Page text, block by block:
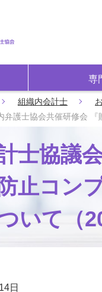
専
組織内会計士
護士協会共催研修会
士協議
防止コン
いて（
日